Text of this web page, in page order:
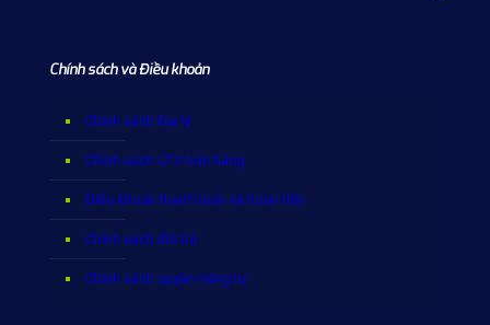
Chính sách và Điều khoản
Chính sách Đại lý
Chính sách CTV bán hàng
Điều khoản thanh toán và hoàn tiền
Chính sách đổi trả
Chính sách quyền riêng tư